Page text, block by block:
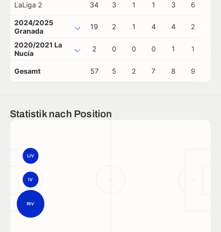
LaLiga 2 34 3 1 1 3 6
2024/2025
Granada
19 2 1 4 4 2
2020/2021 La
Nucía
2 0 0 0 1 1
Gesamt 57 5 2 7 8 9
Statistik nach Position
RIV
LIV
IV